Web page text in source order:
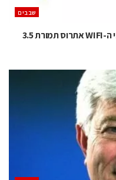
‫שבבים‬
קוואלקום עומדת לרכוש את יצרנית שבבי ה-WIFI אתרוס תמורת 3.5